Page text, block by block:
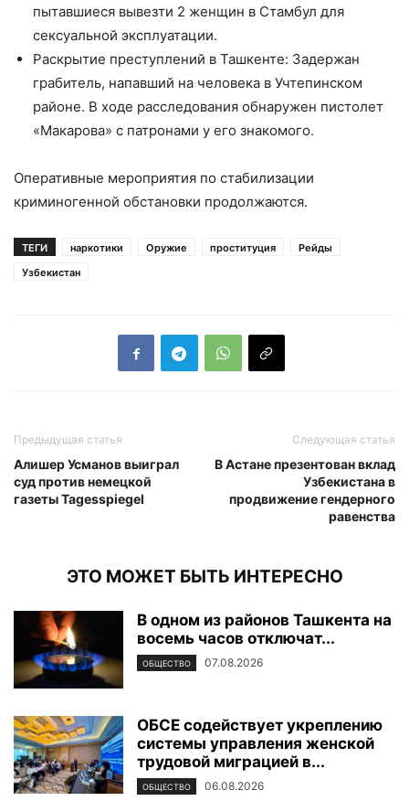
пытавшиеся вывезти 2 женщин в Стамбул для
сексуальной эксплуатации.
Раскрытие преступлений в Ташкенте: Задержан
грабитель, напавший на человека в Учтепинском
районе. В ходе расследования обнаружен пистолет
«Макарова» с патронами у его знакомого.
Оперативные мероприятия по стабилизации
криминогенной обстановки продолжаются.
ТЕГИ наркотики Оружие проституция
Рейды
Узбекистан
Предыдущая статья
Алишер Усманов выиграл
суд против немецкой
газеты Tagesspiegel
Следующая статья
В Астане презентован вклад
Узбекистана в
продвижение гендерного
равенства
ЭТО МОЖЕТ БЫТЬ ИНТЕРЕСНО
В одном из районов Ташкента на
восемь часов отключат...
ОБЩЕСТВО 07.08.2026
ОБСЕ содействует укреплению
системы управления женской
трудовой миграцией в...
ОБЩЕСТВО 06.08.2026